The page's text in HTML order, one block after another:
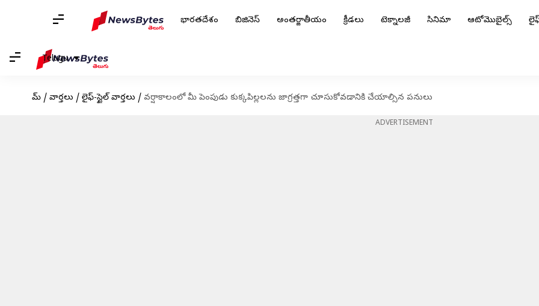
భారతదేశం బిజినెస్ అంతర్జాతీయం క్రీడలు టెక్నాలజీ సినిమా ఆటోమొబైల్స్
Telugu
హోమ్ / వార్తలు / లైఫ్-స్టైల్ వార్తలు / వర్షాకాలంలో మీ పెంపుడు కుక్కపిల్లలను జాగ్రత్తగా చూసుకోవడానికి చేయాల్సిన పనులు
ADVERTISEMENT